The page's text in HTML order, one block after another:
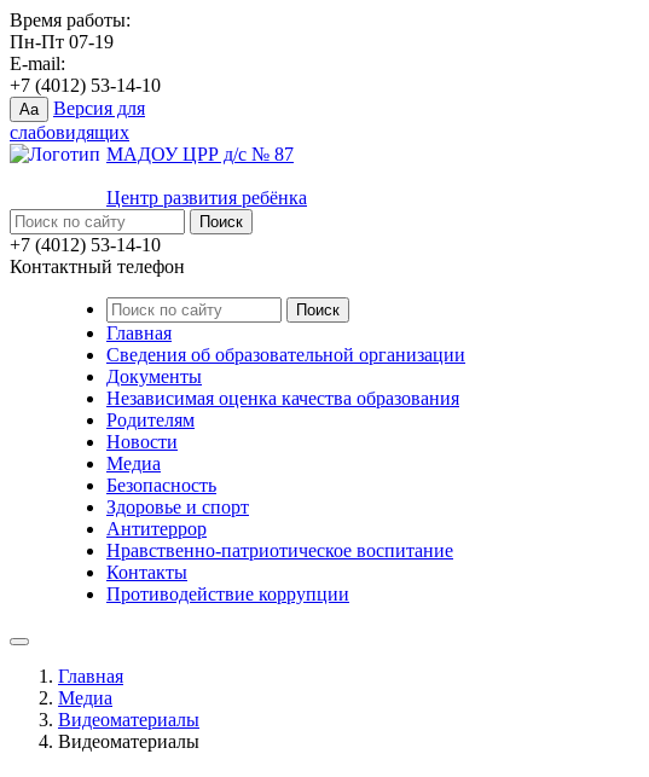
Время работы:
Пн-Пт 07-19
E-mail:
+7 (4012) 53-14-10
Aa
Версия для
слабовидящих
МАДОУ ЦРР д/с № 87
Центр развития ребёнка
+7 (4012) 53-14-10
Контактный телефон
Главная
Сведения об образовательной организации
Документы
Независимая оценка качества образования
Родителям
Новости
Медиа
Безопасность
Здоровье и спорт
Антитеррор
Нравственно-патриотическое воспитание
Контакты
Противодействие коррупции
Главная
Медиа
Видеоматериалы
Видеоматериалы